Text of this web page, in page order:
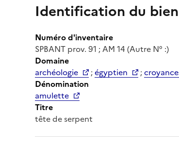
Identification du
Numéro d'inventaire
SPBANT prov. 91 ; AM 14 (Autre N° :)
Domaine
archéologie
;égyptien ;
Dénomination
amulette
Titre
tête de serpent